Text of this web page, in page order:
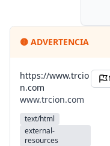
🟡 ADVERTENCIA
https://www.trcio
n.com
www.trcion.com
text/html
external-
resources